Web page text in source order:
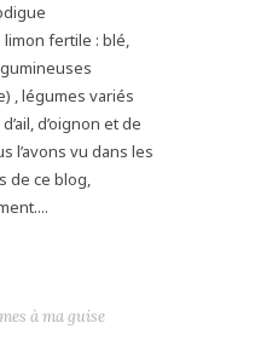
fertile : blé,
, légumes variés
d’oignon et de
l’avons vu dans les
de ce blog,
à ma guise